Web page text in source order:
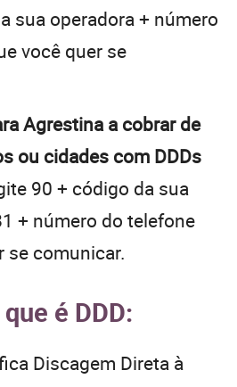
sua operadora + número
você quer se
Agrestina a cobrar de
ou cidades com DDDs
90 + código da sua
+ número do telefone
se comunicar.
é DDD:
Discagem Direta à